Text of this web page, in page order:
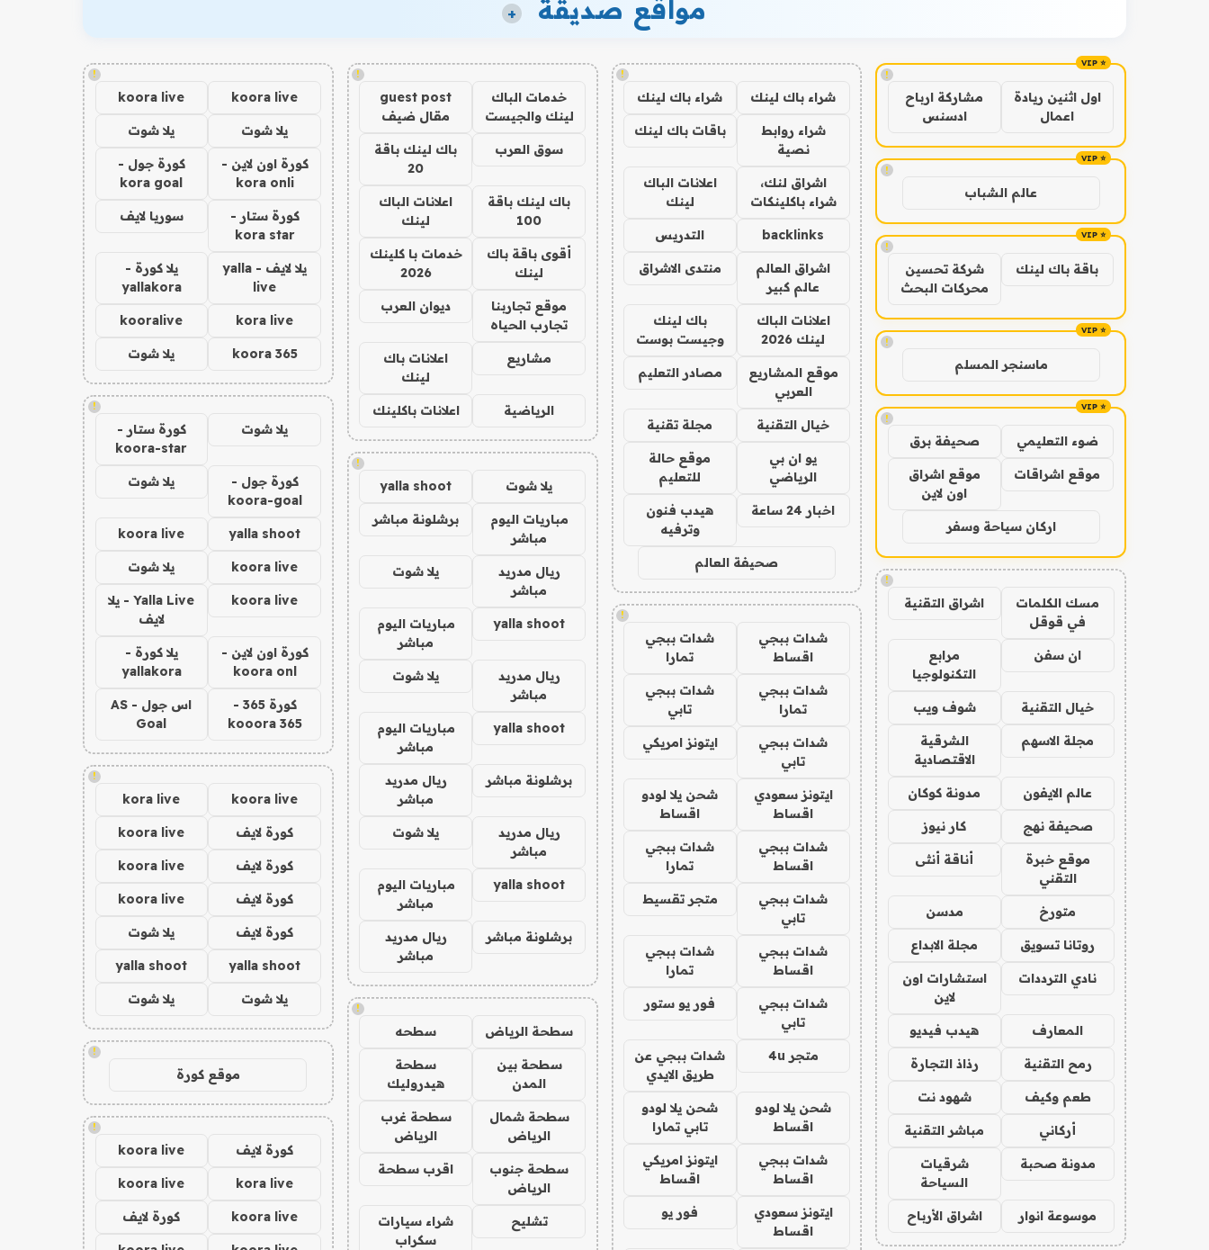
مواقع صديقة +
!
اول اثنين ريادة
اعمال
مشاركة ارباح
ادسنس
!
عالم الشباب
!
باقة باك لينك
شركة تحسين
محركات البحث
!
ماسنجر المسلم
!
ضوء التعليمي صحيفة برق
موقع اشراقات
موقع اشراق
اون لاين
اركان سياحة وسفر
!
مسك الكلمات
في قوقل
اشراق التقنية
ان سفن
مرابع
التكنولوجيا
خيال التقنية شوف ويب
مجلة الاسهم
الشرقية
الاقتصادية
عالم الايفون مدونة كوكان
صحيفة نهج كار نيوز
موقع خبرة
التقني
أناقة أنثى
متورخ مدسن
روتانا تسويق مجلة الابداع
نادي الترددات
استشارات اون
لاين
المعارف هيدب فيديو
رمح التقنية رذاذ التجارة
طعم وكيف شهود نت
أركاني مباشر التقنية
مدونة صحبة
شرقيات
السياحة
موسوعة انوار اشراق الأرباح
!
شراء باك لينك شراء باك لينك
شراء روابط
نصية
باقات باك لينك
اشراق لنك،
شراء باكلينكات
اعلانات الباك
لينك
backlinks التدريس
اشراق العالم
عالم كبير
منتدى الاشراق
اعلانات الباك
لينك 2026
باك لينك
وجيست بوست
موقع المشاريع
العربي
مصادر التعليم
خيال التقنية مجلة تقنية
يو ان بي
الرياضي
موقع حالة
للتعليم
اخبار 24 ساعة
هيدب فنون
وترفيه
صحيفة العالم
!
شدات ببجي
اقساط
شدات ببجي
تمارا
شدات ببجي
تمارا
شدات ببجي
تابي
شدات ببجي
تابي
ايتونز امريكي
ايتونز سعودي
اقساط
شحن يلا لودو
اقساط
شدات ببجي
اقساط
شدات ببجي
تمارا
شدات ببجي
تابي
متجر تقسيط
شدات ببجي
اقساط
شدات ببجي
تمارا
شدات ببجي
تابي
فور يو ستور
متجر 4u
شدات ببجي عن
طريق الايدي
شحن يلا لودو
اقساط
شحن يلا لودو
تابي تمارا
شدات ببجي
اقساط
ايتونز امريكي
اقساط
ايتونز سعودي
اقساط
فور يو
!
خدمات الباك
لينك والجيست
guest post
مقال ضيف
سوق العرب
باك لينك باقة
20
باك لينك باقة
100
اعلانات الباك
لينك
أقوى باقة باك
لينك
خدمات با كلينك
2026
موقع تجاربنا
تجارب الحياه
ديوان العرب
مشاريع
اعلانات باك
لينك
الرياضية اعلانات باكلينك
!
يلا شوت yalla shoot
مباريات اليوم
مباشر
برشلونة مباشر
ريال مدريد
مباشر
يلا شوت
yalla shoot
مباريات اليوم
مباشر
ريال مدريد
مباشر
يلا شوت
yalla shoot
مباريات اليوم
مباشر
برشلونة مباشر
ريال مدريد
مباشر
ريال مدريد
مباشر
يلا شوت
yalla shoot
مباريات اليوم
مباشر
برشلونة مباشر
ريال مدريد
مباشر
!
سطحة الرياض سطحه
سطحة بين
المدن
سطحة
هيدروليك
سطحة شمال
الرياض
سطحة غرب
الرياض
سطحة جنوب
الرياض
اقرب سطحة
تشليح
شراء سيارات
سكراب
!
koora live
koora live
يلا شوت يلا شوت
كورة اون لاين -
kora onli
كورة جول -
kora goal
كورة ستار -
kora star
سوريا لايف
يلا لايف - yalla
live
يلا كورة -
yallakora
kora live
kooralive
koora 365 يلا شوت
!
يلا شوت
كورة ستار -
koora-star
كورة جول -
koora-goal
يلا شوت
yalla shoot
koora live
koora live يلا شوت
koora live
Yalla Live - يلا
لايف
كورة اون لاين -
koora onl
يلا كورة -
yallakora
كورة 365 -
kooora 365
اس جول - AS
Goal
!
koora live
kora live
كورة لايف koora live
كورة لايف koora live
كورة لايف koora live
كورة لايف يلا شوت
yalla shoot
yalla shoot
يلا شوت يلا شوت
!
موقع كورة
!
كورة لايف koora live
kora live
koora live
koora live كورة لايف